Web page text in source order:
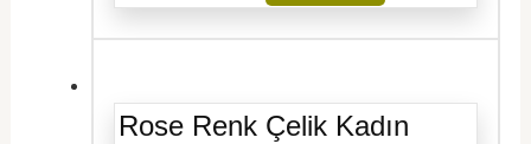
Rose Renk Çelik Kadın